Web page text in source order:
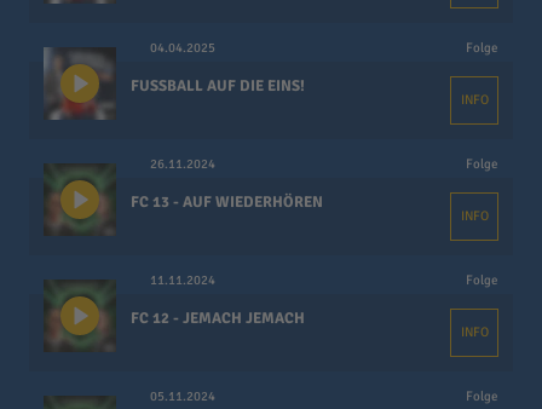
04.04.2025 Folge
FUSSBALL AUF DIE EINS!
INFO
26.11.2024 Folge
FC 13 - AUF WIEDERHÖREN
INFO
11.11.2024 Folge
FC 12 - JEMACH JEMACH
INFO
05.11.2024 Folge